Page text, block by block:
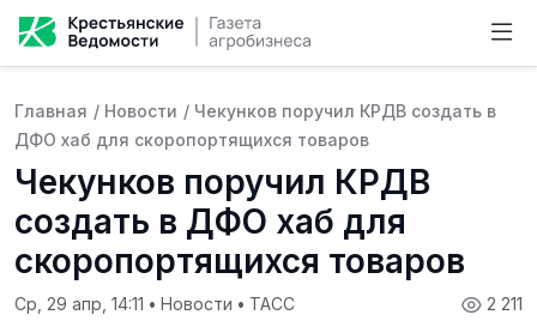
Главная / Новости / Чекунков поручил КРДВ создать в
ДФО хаб для скоропортящихся товаров
Чекунков поручил КРДВ
создать в ДФО хаб для
скоропортящихся товаров
2 211
Ср, 29 апр, 14:11 • Новости • ТАСС